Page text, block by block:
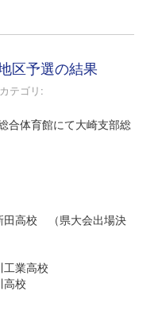
区予選の結果
カテゴリ:
合体育館にて大崎支部総
高校 （県大会出場決
業高校
校